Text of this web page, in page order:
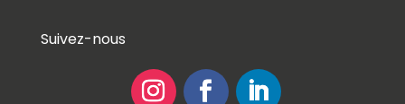
Suivez-nous